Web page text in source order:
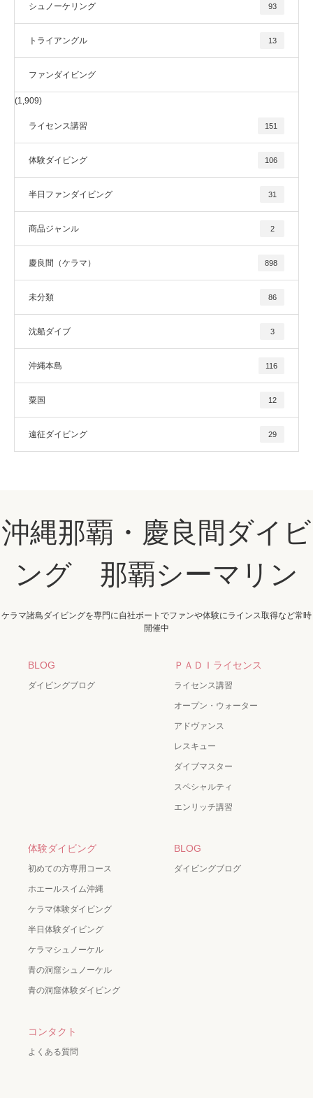
シュノーケリング 93
トライアングル 13
ファンダイビング
(1,909)
ライセンス講習 151
体験ダイビング 106
半日ファンダイビング 31
商品ジャンル 2
慶良間（ケラマ） 898
未分類 86
沈船ダイブ 3
沖縄本島 116
粟国 12
遠征ダイビング 29
沖縄那覇・慶良間ダイビ
ング 那覇シーマリン
ケラマ諸島ダイビングを専門に自社ボートでファンや体験にラインス取得など常時
開催中
BLOG
ダイビングブログ
ＰＡＤＩライセンス
ライセンス講習
オープン・ウォーター
アドヴァンス
レスキュー
ダイブマスター
スペシャルティ
エンリッチ講習
体験ダイビング
初めての方専用コース
ホエールスイム沖縄
ケラマ体験ダイビング
半日体験ダイビング
ケラマシュノーケル
青の洞窟シュノーケル
青の洞窟体験ダイビング
BLOG
ダイビングブログ
コンタクト
よくある質問